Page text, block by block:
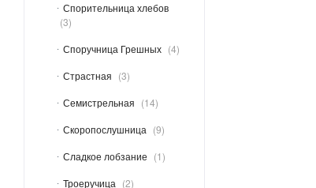
Спорительница хлебов
3
Споручница Грешных
4
Страстная
3
Семистрельная
14
Скоропослушница
9
Сладкое лобзание
1
Троеручица
2